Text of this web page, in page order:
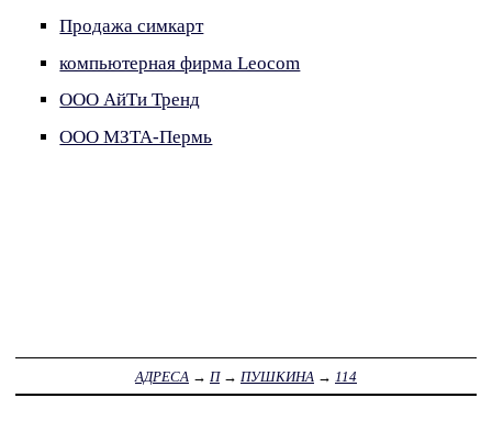
Продажа симкарт
компьютерная фирма Leocom
ООО АйТи Тренд
ООО МЗТА-Пермь
АДРЕСА → П→ ПУШКИНА → 114